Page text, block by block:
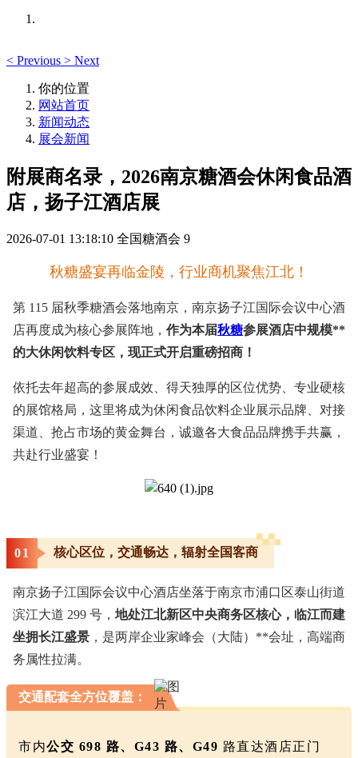
< Previous > Next
你的位置
网站首页
新闻动态
展会新闻
附展商名录，2026南京糖酒会休闲食品酒
店，扬子江酒店展
2026-07-01 13:18:10 全国糖酒会 9
秋糖盛宴再临金陵，行业商机聚焦江北！
第 115 届秋季糖酒会落地南京，南京扬子江国际会议中心酒
店再度成为核心参展阵地， 作为本届秋糖参展酒店中规模**
的大休闲饮料专区，现正式开启重磅招商！
依托去年超高的参展成效、得天独厚的区位优势、专业硬核
的展馆格局，这里将成为休闲食品饮料企业展示品牌、对接
渠道、抢占市场的黄金舞台，诚邀各大食品品牌携手共赢，
共赴行业盛宴！
01 核心区位，交通畅达，辐射全国客商
南京扬子江国际会议中心酒店坐落于南京市浦口区泰山街道
滨江大道 299 号， 地处江北新区中央商务区核心，临江而建
坐拥长江盛景 ，是两岸企业家峰会（大陆）**会址，高端商
务属性拉满。
交通配套全方位覆盖：
市内公交 698 路、G43 路、G49 路直达酒店正门